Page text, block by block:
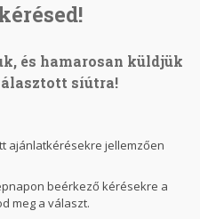
és hamarosan küldjük
síútra!
ajánlatkérésekre jellemzően
beérkező kérésekre a
meg a választ.